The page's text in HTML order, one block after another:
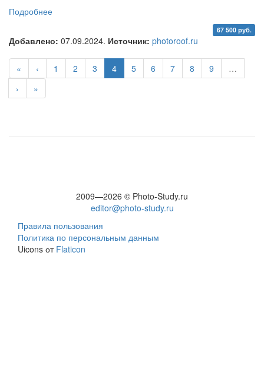
Подробнее
67 500 руб.
Добавлено: 07.09.2024. Источник: photoroof.ru
« ‹ 1 2 3 4 5 6 7 8 9
…
›
»
2009—2026 © Photo-Study.ru
editor@photo-study.ru
Правила пользования
Политика по персональным данным
Uicons от Flaticon